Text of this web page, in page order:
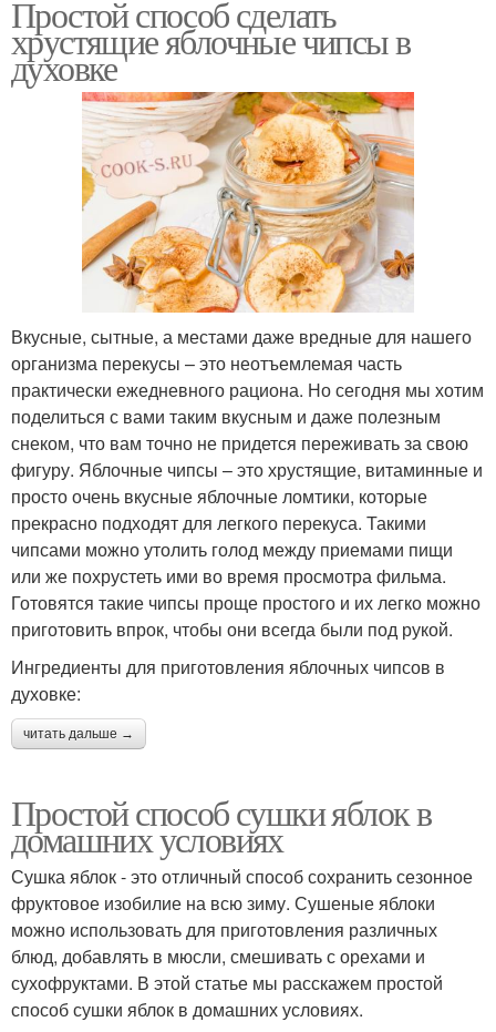
Простой способ сделать
хрустящие яблочные чипсы в
духовке
Вкусные, сытные, а местами даже вредные для нашего
организма перекусы – это неотъемлемая часть
практически ежедневного рациона. Но сегодня мы хотим
поделиться с вами таким вкусным и даже полезным
снеком, что вам точно не придется переживать за свою
фигуру. Яблочные чипсы – это хрустящие, витаминные и
просто очень вкусные яблочные ломтики, которые
прекрасно подходят для легкого перекуса. Такими
чипсами можно утолить голод между приемами пищи
или же похрустеть ими во время просмотра фильма.
Готовятся такие чипсы проще простого и их легко можно
приготовить впрок, чтобы они всегда были под рукой.
Ингредиенты для приготовления яблочных чипсов в
духовке:
читать дальше →
Простой способ сушки яблок в
домашних условиях
Сушка яблок - это отличный способ сохранить сезонное
фруктовое изобилие на всю зиму. Сушеные яблоки
можно использовать для приготовления различных
блюд, добавлять в мюсли, смешивать с орехами и
сухофруктами. В этой статье мы расскажем простой
способ сушки яблок в домашних условиях.